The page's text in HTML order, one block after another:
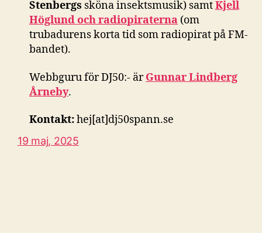
Stenbergs sköna insektsmusik) samtKjell
Höglund och radiopiraterna (om
trubadurens korta tid som radiopirat på FM-
bandet).
Webbguru för DJ50:- ärGunnar Lindberg
Årneby.
Kontakt:hej[at]dj50spann.se
19 maj, 2025